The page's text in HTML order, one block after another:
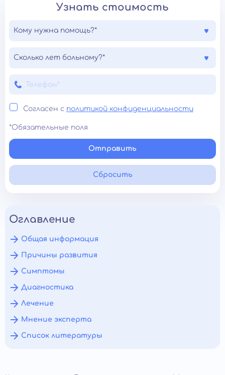
Узнать стоимость
Кому нужна помощь?*
Сколько лет больному?*
Согласен с политикой конфиденциальности
*Обязательные поля
Отправить
Сбросить
Оглавление
Общая информация
Причины развития
Симптомы
Диагностика
Лечение
Мнение эксперта
Список литературы